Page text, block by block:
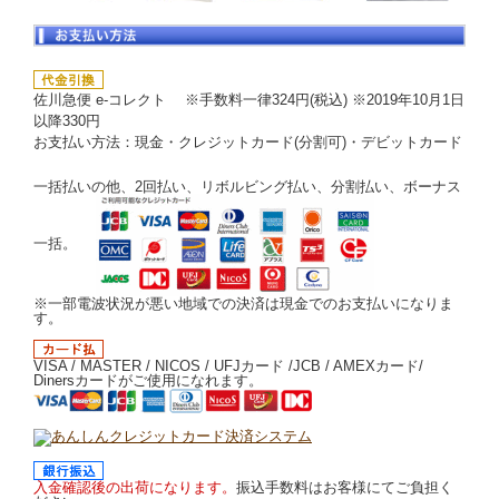
佐川急便 e-コレクト ※手数料一律324円(税込) ※2019年10月1日
以降330円
お支払い方法：現金・クレジットカード(分割可)・デビットカード
一括払いの他、2回払い、リボルビング払い、分割払い、ボーナス
一括。
※一部電波状況が悪い地域での決済は現金でのお支払いになりま
す。
VISA / MASTER / NICOS / UFJカード /JCB / AMEXカード/
Dinersカードがご使用になれます。
入金確認後の出荷になります。 振込手数料はお客様にてご負担く